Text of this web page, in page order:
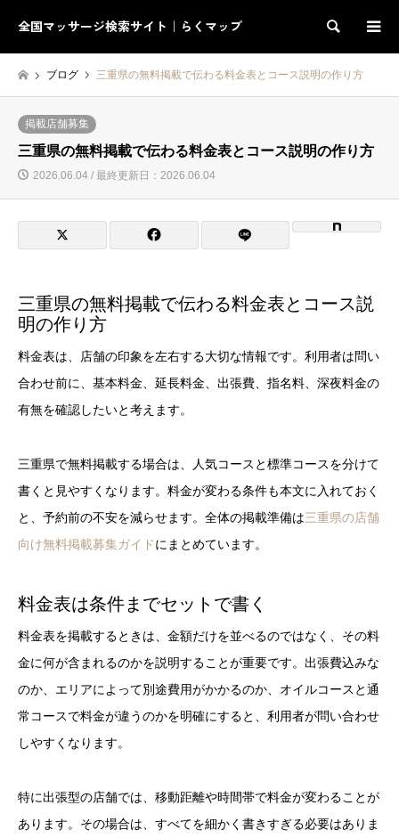
全国マッサージ検索サイト｜らくマップ 検索
ブログ 三重県の無料掲載で伝わる料金表とコース説明の作り方
掲載店舗募集
三重県の無料掲載で伝わる料金表とコース説明の作り方
2026.06.04 / 最終更新日：2026.06.04
三重県の無料掲載で伝わる料金表とコース説
明の作り方
料金表は、店舗の印象を左右する大切な情報です。利用者は問い
合わせ前に、基本料金、延長料金、出張費、指名料、深夜料金の
有無を確認したいと考えます。
三重県で無料掲載する場合は、人気コースと標準コースを分けて
書くと見やすくなります。料金が変わる条件も本文に入れておく
と、予約前の不安を減らせます。全体の掲載準備は三重県の店舗
向け無料掲載募集ガイド にまとめています。
料金表は条件までセットで書く
料金表を掲載するときは、金額だけを並べるのではなく、その料
金に何が含まれるのかを説明することが重要です。出張費込みな
のか、エリアによって別途費用がかかるのか、オイルコースと通
常コースで料金が違うのかを明確にすると、利用者が問い合わせ
しやすくなります。
特に出張型の店舗では、移動距離や時間帯で料金が変わることが
あります。その場合は、すべてを細かく書きすぎる必要はありま